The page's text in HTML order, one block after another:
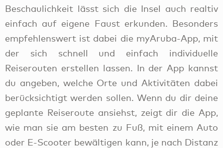
Beschaulichkeit lässt sich die Insel auch realtiv
einfach auf eigene Faust erkunden. Besonders
empfehlenswert ist dabei die myAruba-App, mit
der sich schnell und einfach individuelle
Reiserouten erstellen lassen. In der App kannst
du angeben, welche Orte und Aktivitäten dabei
berücksichtigt werden sollen. Wenn du dir deine
geplante Reiseroute ansiehst, zeigt dir die App,
wie man sie am besten zu Fuß, mit einem Auto
oder E-Scooter bewältigen kann, je nach Distanz